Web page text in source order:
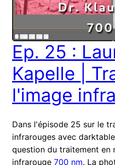
Ep. 25 :
Kapelle |
l'image
Dans l'épisode 25 sur le
infrarouges avec
question du traitement en
infrarouge 700 nm. La